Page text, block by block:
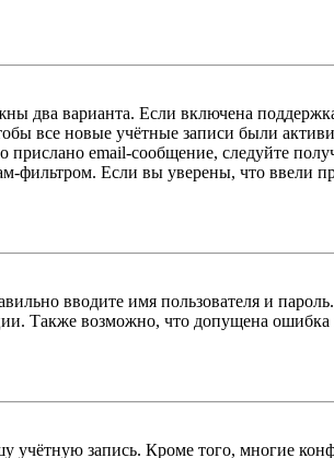
два варианта. Если включена
все новые учётные записи были
прислано email-сообщение, следуйте
Если вы уверены, что ввели
вводите имя пользователя и
Также возможно, что допущена
запись. Кроме того, многие